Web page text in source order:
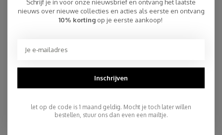
€94,95 OP VOORRAAD
Snelle Levering
Gratis Verzending binnen NL, ook ophalen Post NL locatie
Persoonlijke Klantenservice
Schrijf je in voor onze nieuwsbrief en ontvang het laatste
nieuws over nieuwe collecties en acties als eerste en ontvang
10% korting op je eerste aankoop!
Inschrijven
let op de code is 1 maand geldig. Mocht je toch later willen
bestellen, stuur ons dan even een mailtje.